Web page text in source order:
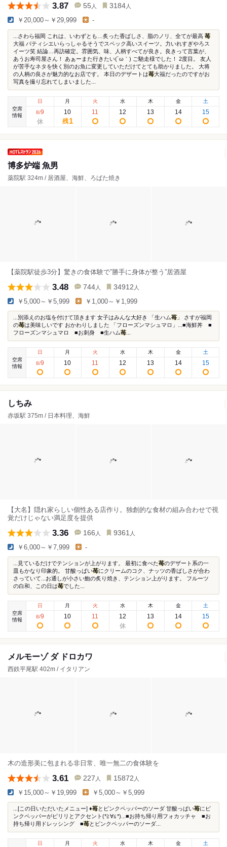
3.87 55 人 3184 人
￥20,000～￥29,999 -
...さわら福岡 これは、いわずとも…炙った香ばしさ、脂のノリ、全てが最高 苺
大福 パティシエいらっしゃるそうでスペック高いスイーツ。力いれすぎやろス
イーツ笑 結論…再訪確定。雰囲気、味、人柄すべてが良き。良きって言葉が、
あうお寿司屋さん！ あぁーまた行きたい(´ω｀) ご馳走様でした！ 2度目。 友人
が苦手なネタを快く別のお魚に変更していただけてとても助かりました。 大将
の人柄の良さが魅力的なお店です。 本日のデザートは苺大福だったのですがお
写真を撮り忘れてしまいました...
空席
情報
日
8/9
月
10
残1
火
11
水
12
木
13
金
14
土
15
博多炉端 魚男
薬院駅 324m / 居酒屋、海鮮、ろばた焼き
【薬院駅徒歩3分】驚きの食体験で”勝手に身体が整う”居酒屋
3.48 744 人 34912 人
￥5,000～￥5,999 ￥1,000～￥1,999
...別添えのお塩を付けて頂きます 女子はみんな大好き 「生ハム苺 」 さすが福岡
の苺は美味しいです おかわりしました 「フローズンマシュマロ」...■海鮮丼 ■
フローズンマシュマロ ■お刺身 ■生ハム苺
空席
情報
日
8/9
月
10
火
11
水
12
木
13
金
14
土
15
しちみ
赤坂駅 375m / 日本料理、海鮮
【大名】隠れ家らしい個性ある店作り。独創的な食材の組み合わせで視
覚だけじゃない満足度を提供
3.36 166 人 9361 人
￥6,000～￥7,999 -
...見ているだけでテンションが上がります。 最初に食べた苺のデザート系の一
皿もかなり印象的。 甘酸っぱい苺にクリームのコク、ナッツの香ばしさが合わ
さっていて...お通しが小さい鮑の炙り焼き、テンション上がります。 フルーツ
の白和、この日は苺でした...
空席
情報
日
8/9
月
10
火
11
水
12
木
13
金
14
土
15
メルモーゾ ダ ドロカワ
西鉄平尾駅 402m / イタリアン
木の造形美に包まれる非日常、唯一無二の食体験を
3.61 227 人 15872 人
￥15,000～￥19,999 ￥5,000～￥5,999
...[この日いただいたメニュー] ♦苺とピンクペッパーのソーダ 甘酸っぱい苺にピ
ンクペッパーがピリリとアクセント(*≧∀≦*)...■お持ち帰り用フォカッチャ ■お
持ち帰り用ドレッシング ■苺とピンクペッパーのソーダ...
日
月 火 水 木 金 土